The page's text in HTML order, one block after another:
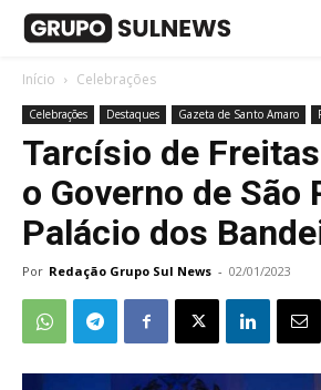
Início Celebrações
Celebrações Destaques Gazeta de Santo Amaro
Tarcísio de
o Governo de São
Palácio dos
Por Redação Grupo Sul News - 02/01/2023